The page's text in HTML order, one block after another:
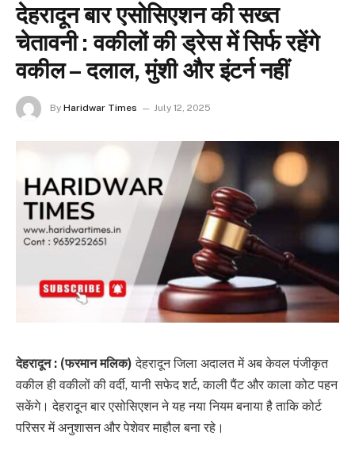
देहरादून बार एसोसिएशन की सख्त
चेतावनी : वकीलों की ड्रेस में सिर्फ रहेंगे
वकील – दलाल, मुंशी और इंटर्न नहीं
By Haridwar Times July 12, 2025
देहरादून : (फरमान मलिक) देहरादून जिला अदालत में अब केवल पंजीकृत
वकील ही वकीलों की वर्दी, यानी सफेद शर्ट, काली पैंट और काला कोट पहन
सकेंगे। देहरादून बार एसोसिएशन ने यह नया नियम बनाया है ताकि कोर्ट
परिसर में अनुशासन और पेशेवर माहौल बना रहे।